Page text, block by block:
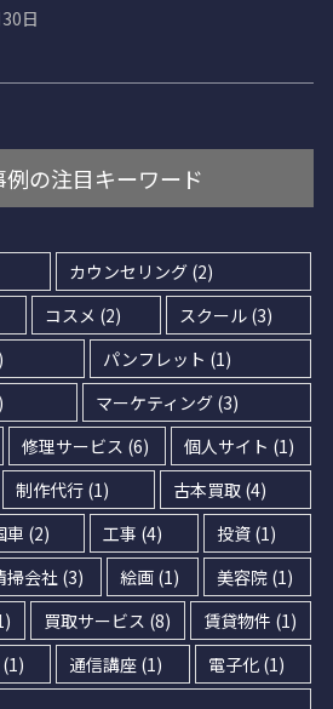
日
例の注目キーワード
カウンセリング (2)
コスメ (2) スクール(3)
パンフレット (1)
マーケティング(3)
修理サービス (6) 個人サイト (1)
制作代行 (1) 古本買取(4)
車 (2) 工事 (4) 投資(1)
掃会社(3) 絵画 (1) 美容院(1)
買取サービス (8) 賃貸物件 (1)
通信講座 (1) 電子化(1)